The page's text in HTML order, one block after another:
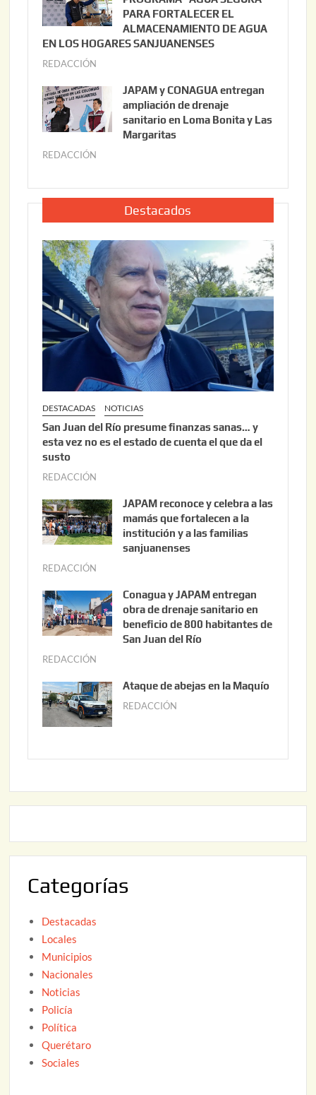
,
2
0
i
o
2
2
0
PARA FORTALECER EL
ALMACENAMIENTO DE AGUA
EN LOS HOGARES SANJUANENSES
REDACCIÓN
l
i
o
,
0
2
6
JAPAM y CONAGUA entregan
ampliación de drenaje
sanitario en Loma Bonita y Las
Margaritas
REDACCIÓN
l
o
2
2
,
2
6
Destacados
DESTACADAS NOTICIAS
San Juan del Río presume finanzas sanas… y
esta vez no es el estado de cuenta el que da el
susto
REDACCIÓN
o
s
t
,
2
0
JAPAM reconoce y celebra a las
mamás que fortalecen a la
institución y a las familias
sanjuanenses
REDACCIÓN
n
i
o
,
2
0
6
Conagua y JAPAM entregan
obra de drenaje sanitario en
beneficio de 800 habitantes de
San Juan del Río
REDACCIÓN
n
i
o
Ataque de abejas en la Maquío
REDACCIÓN
o
2
Categorías
Destacadas
Locales
Municipios
Nacionales
Noticias
Policía
Política
Querétaro
Sociales